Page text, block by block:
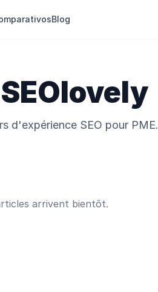
Blog
d'expérience SEO pour PME.
arrivent bientôt.